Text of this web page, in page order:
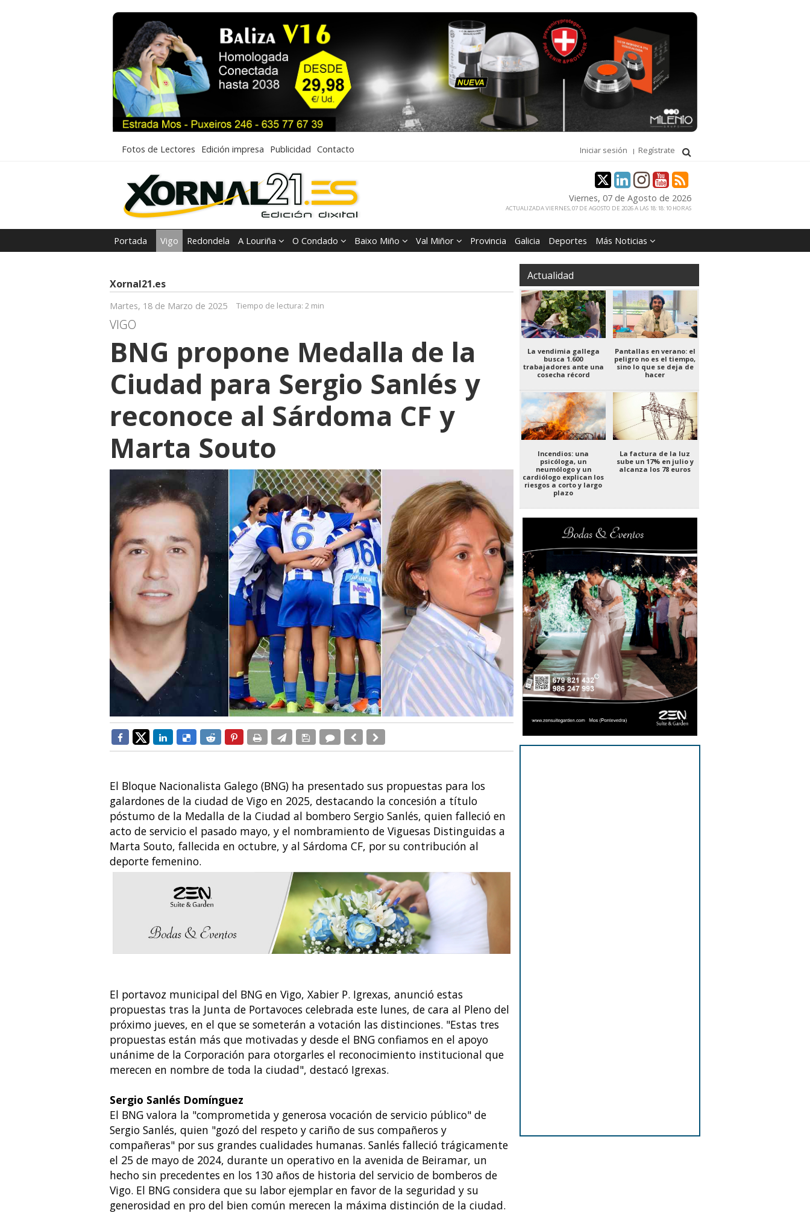
Fotos de Lectores Edición impresa Publicidad Contacto Iniciar sesión Regístrate
Viernes, 07 de Agosto de 2026
ACTUALIZADA VIERNES, 07 DE AGOSTO DE 2026 A LAS 18:18:10 HORAS
Portada Vigo Redondela A Louriña O Condado Baixo Miño Val Miñor Provincia Galicia Deportes Más Noticias
Xornal21.es
Martes, 18 de Marzo de 2025 Tiempo de lectura: 2 min
VIGO
BNG propone Medalla de la
Ciudad para Sergio Sanlés y
reconoce al Sárdoma CF y
Marta Souto
El Bloque Nacionalista Galego (BNG) ha presentado sus propuestas para los
galardones de la ciudad de Vigo en 2025, destacando la concesión a título
póstumo de la Medalla de la Ciudad al bombero Sergio Sanlés, quien falleció en
acto de servicio el pasado mayo, y el nombramiento de Viguesas Distinguidas a
Marta Souto, fallecida en octubre, y al Sárdoma CF, por su contribución al
deporte femenino.
El portavoz municipal del BNG en Vigo, Xabier P. Igrexas, anunció estas
propuestas tras la Junta de Portavoces celebrada este lunes, de cara al Pleno del
próximo jueves, en el que se someterán a votación las distinciones. "Estas tres
propuestas están más que motivadas y desde el BNG confiamos en el apoyo
unánime de la Corporación para otorgarles el reconocimiento institucional que
merecen en nombre de toda la ciudad", destacó Igrexas.
Sergio Sanlés Domínguez
El BNG valora la "comprometida y generosa vocación de servicio público" de
Sergio Sanlés, quien "gozó del respeto y cariño de sus compañeros y
compañeras" por sus grandes cualidades humanas. Sanlés falleció trágicamente
el 25 de mayo de 2024, durante un operativo en la avenida de Beiramar, un
hecho sin precedentes en los 130 años de historia del servicio de bomberos de
Vigo. El BNG considera que su labor ejemplar en favor de la seguridad y su
generosidad en pro del bien común merecen la máxima distinción de la ciudad.
Actualidad
La vendimia gallega
busca 1.600
trabajadores ante una
cosecha récord
Pantallas en verano: el
peligro no es el tiempo,
sino lo que se deja de
hacer
Incendios: una
psicóloga, un
neumólogo y un
cardiólogo explican los
riesgos a corto y largo
plazo
La factura de la luz
sube un 17% en julio y
alcanza los 78 euros